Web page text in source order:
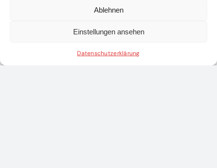
Ablehnen
Einstellungen ansehen
Datenschutzerklärung